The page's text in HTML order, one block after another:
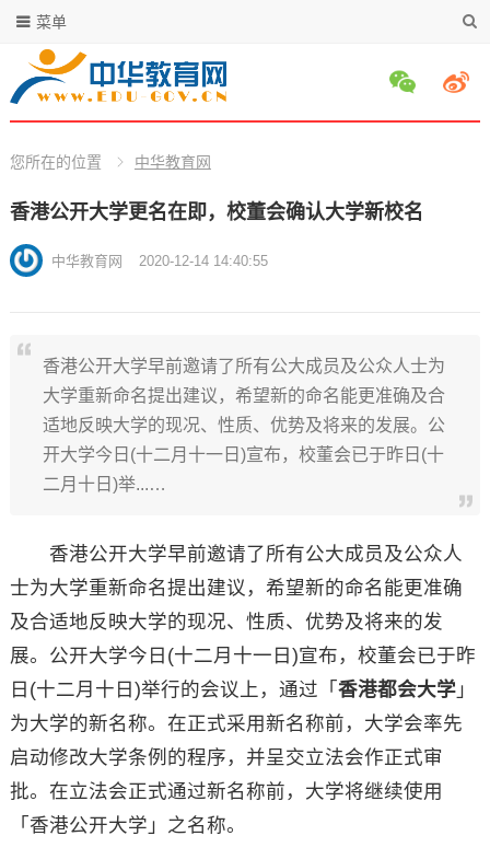
菜单
您所在的位置 中华教育网
香港公开大学更名在即，校董会确认大学新校名
中华教育网 2020-12-14 14:40:55
香港公开大学早前邀请了所有公大成员及公众人士为
大学重新命名提出建议，希望新的命名能更准确及合
适地反映大学的现况、性质、优势及将来的发展。公
开大学今日(十二月十一日)宣布，校董会已于昨日(十
二月十日)举...…
香港公开大学早前邀请了所有公大成员及公众人
士为大学重新命名提出建议，希望新的命名能更准确
及合适地反映大学的现况、性质、优势及将来的发
展。公开大学今日(十二月十一日)宣布，校董会已于昨
日(十二月十日)举行的会议上，通过「 香港都会大学」
为大学的新名称。在正式采用新名称前，大学会率先
启动修改大学条例的程序，并呈交立法会作正式审
批。在立法会正式通过新名称前，大学将继续使用
「香港公开大学」之名称。